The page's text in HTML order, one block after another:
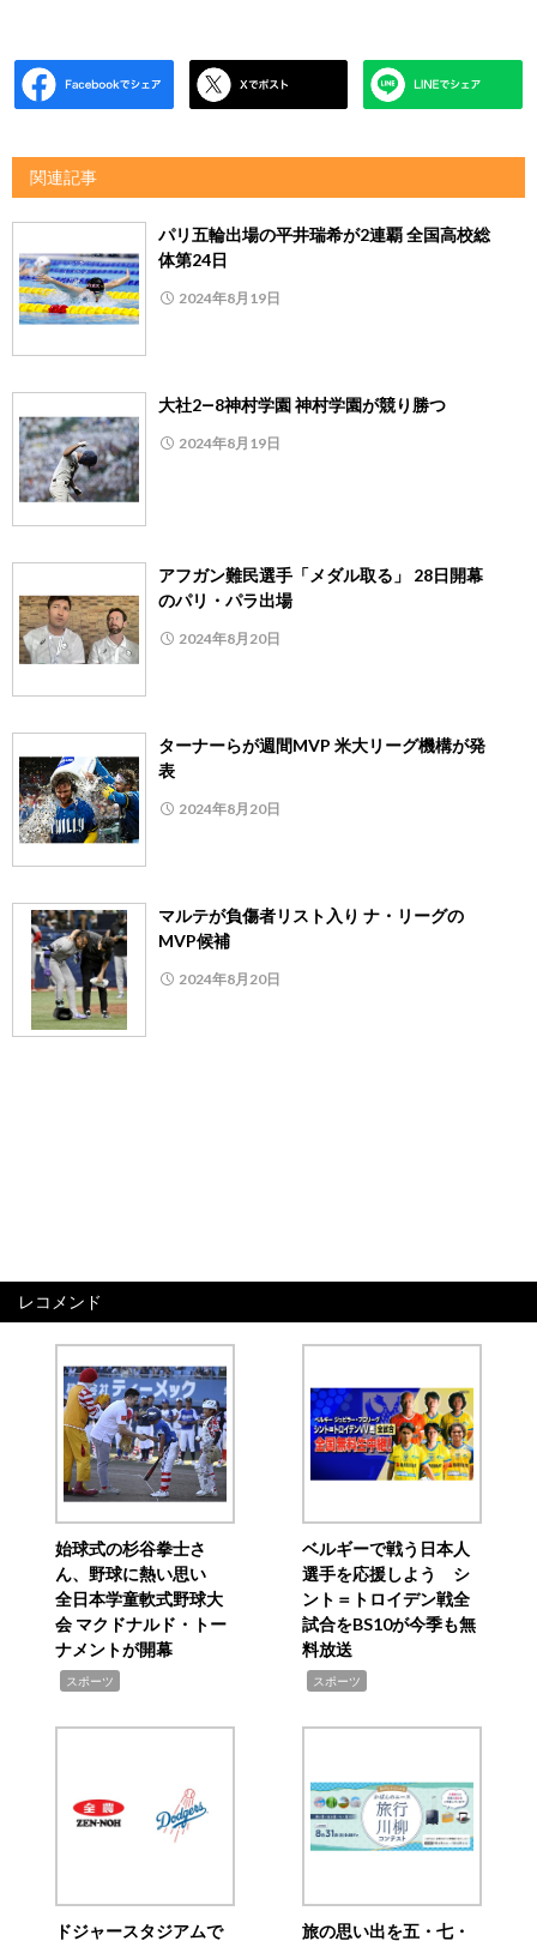
関連記事
パリ五輪出場の平井瑞希が2連覇 全国高校総
体第24日
2024年8月19日
大社2―8神村学園 神村学園が競り勝つ
2024年8月19日
アフガン難民選手「メダル取る」 28日開幕
のパリ・パラ出場
2024年8月20日
ターナーらが週間MVP 米大リーグ機構が発
表
2024年8月20日
マルテが負傷者リスト入り ナ・リーグの
MVP候補
2024年8月20日
レコメンド
始球式の杉谷拳士さ
ん、野球に熱い思い
全日本学童軟式野球大
会 マクドナルド・トー
ナメントが開幕
スポーツ
ベルギーで戦う日本人
選手を応援しよう シ
ント＝トロイデン戦全
試合をBS10が今季も無
料放送
スポーツ
ドジャースタジアムで 旅の思い出を五・七・